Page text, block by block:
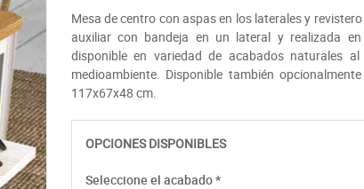
Mesa de centro con aspas en los laterales y
auxiliar con bandeja en un lateral y realizada
disponible en variedad de acabados naturales
medioambiente. Disponible también
117x67x48 cm.
OPCIONES DISPONIBLES
Seleccione el acabado*